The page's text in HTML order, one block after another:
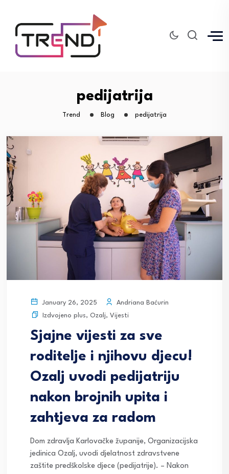
pedijatrija
Trend Blog pedijatrija
January 26, 2025
Andriana Baćurin
Izdvojeno plus, Ozalj, Vijesti
Sjajne vijesti za sve
roditelje i njihovu djecu!
Ozalj uvodi pedijatriju
nakon brojnih upita i
zahtjeva za radom
Dom zdravlja Karlovačke županije, Organizacijska
jedinica Ozalj, uvodi djelatnost zdravstvene
zaštite predškolske djece (pedijatrije). – Nakon